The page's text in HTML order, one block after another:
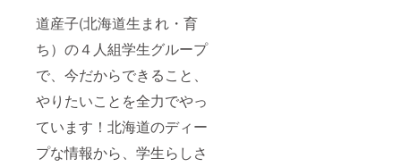
道産子(北海道生まれ・育
ち）の４人組学生グループ
で、今だからできること、
やりたいことを全力でやっ
ています！北海道のディー
プな情報から、学生らしさ